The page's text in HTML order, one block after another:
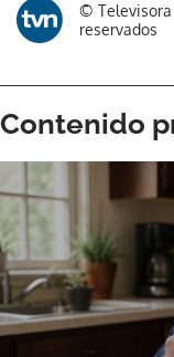
Gracias
© Televisora
reservados